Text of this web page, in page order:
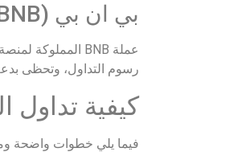
بي ان بي (BNB)
رسوم التداول، وتحظى
كيفية تداول
فيما يلي خطوات واضحة